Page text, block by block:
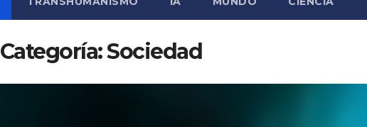
Categoría:Sociedad